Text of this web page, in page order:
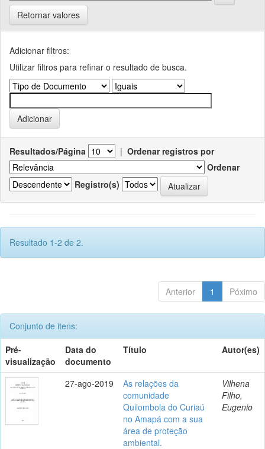
Retornar valores
Adicionar filtros:
Utilizar filtros para refinar o resultado de busca.
Resultados/Página | Ordenar registros por
Ordenar
Registro(s)
Resultado 1-2 de 2.
Anterior 1 Póximo
Conjunto de itens:
Pré-
visualização
Data do
documento
Título Autor(es)
27-ago-2019
As relações da
comunidade
Quilombola do Curiaú
no Amapá com a sua
área de proteção
ambiental.
Vilhena
Filho,
Eugenio